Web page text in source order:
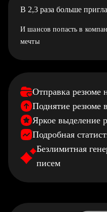
В 2,3 раза больше
И шансов попасть в
мечты
Отправка резюме
Поднятие резюме
Яркое выделение
Подробная
Безлимитная
писем